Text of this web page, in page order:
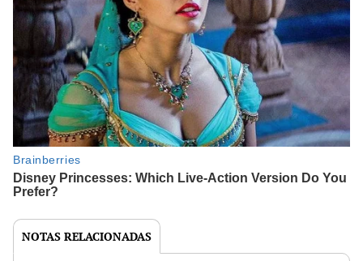
NOTAS RELACIONADAS